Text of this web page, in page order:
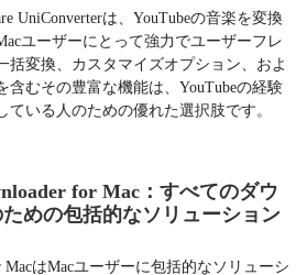
UniConverterは、YouTubeの音楽を変換
ユーザーにとって強力でユーザーフレ
括変換、カスタマイズオプション、およ
含むその豊富な機能は、YouTubeの経験
ている人のための優れた選択肢です。
for Mac：すべてのダウ
めの包括的なソリューション
MacはMacユーザーに包括的なソリューシ